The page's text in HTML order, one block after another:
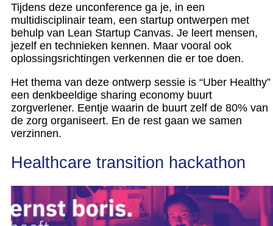
Tijdens deze unconference ga je, in een
multidisciplinair team, een startup ontwerpen met
behulp van Lean Startup Canvas. Je leert mensen,
jezelf en technieken kennen. Maar vooral ook
oplossingsrichtingen verkennen die er toe doen.
Het thema van deze ontwerp sessie is “Uber Healthy”
een denkbeeldige sharing economy buurt
zorgverlener. Eentje waarin de buurt zelf de 80% van
de zorg organiseert. En de rest gaan we samen
verzinnen.
Healthcare transition hackathon